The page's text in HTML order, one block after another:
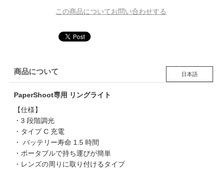
この商品についてお問い合わせする
商品について 日本語
PaperShoot専用 リングライト
【仕様】
・3 段階調光
・タイプ C 充電
・ バッテリー寿命 1.5 時間
・ポータブルで持ち運びが簡単
・レンズの周りに取り付けるタイプ